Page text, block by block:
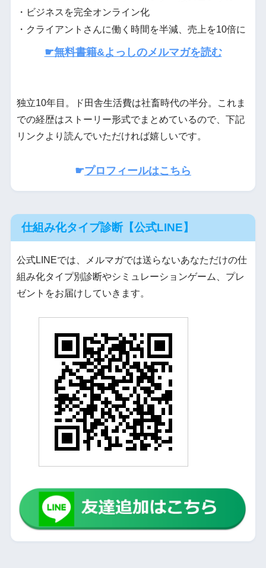
・ビジネスを完全オンライン化
・クライアントさんに働く時間を半減、売上を10倍に
☛無料書籍&よっしのメルマガを読む
独立10年目。ド田舎生活費は社畜時代の半分。これま
での経歴はストーリー形式でまとめているので、下記
リンクより読んでいただければ嬉しいです。
☛プロフィールはこちら
仕組み化タイプ診断【公式LINE】
公式LINEでは、メルマガでは送らないあなただけの仕
組み化タイプ別診断やシミュレーションゲーム、プレ
ゼントをお届けしていきます。